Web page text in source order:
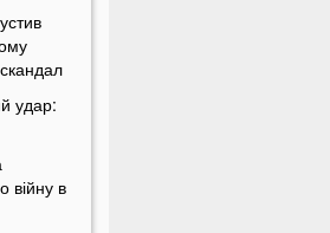
удар:
війну в